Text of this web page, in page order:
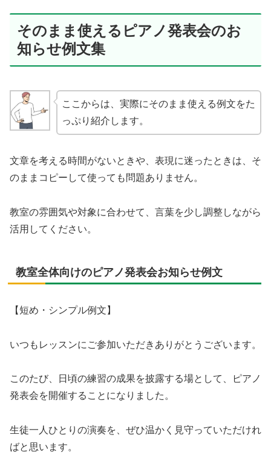
そのまま使えるピアノ発表会のお
知らせ例文集
ここからは、実際にそのまま使える例文をた
っぷり紹介します。
文章を考える時間がないときや、表現に迷ったときは、そ
のままコピーして使っても問題ありません。
教室の雰囲気や対象に合わせて、言葉を少し調整しながら
活用してください。
教室全体向けのピアノ発表会お知らせ例文
【短め・シンプル例文】
いつもレッスンにご参加いただきありがとうございます。
このたび、日頃の練習の成果を披露する場として、ピアノ
発表会を開催することになりました。
生徒一人ひとりの演奏を、ぜひ温かく見守っていただけれ
ばと思います。